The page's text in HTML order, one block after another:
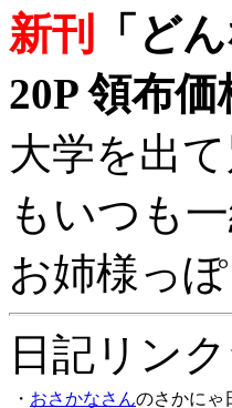
新刊
「ど
20P 領布価
大学を出
もいつも
お姉様っ
日記リン
・ おさかなさんのさかにゃ